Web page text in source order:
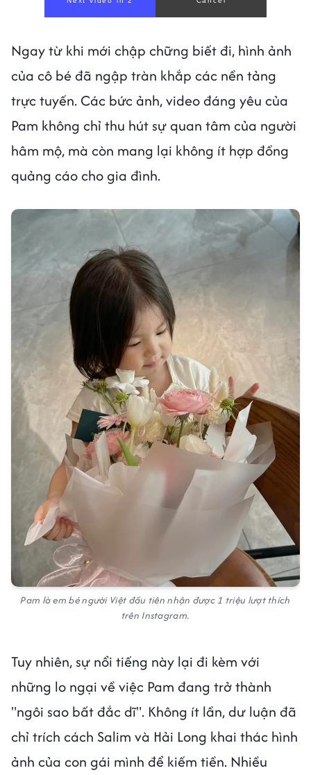
00:00/ 01:05
Ngay từ khi mới chập chững biết đi, hình ảnh
của cô bé đã ngập tràn khắp các nền tảng
trực tuyến. Các bức ảnh, video đáng yêu của
Pam không chỉ thu hút sự quan tâm của người
hâm mộ, mà còn mang lại không ít hợp đồng
quảng cáo cho gia đình.
Pam là em bé người Việt đầu tiên nhận được 1 triệu lượt thích
trên Instagram.
Tuy nhiên, sự nổi tiếng này lại đi kèm với
những lo ngại về việc Pam đang trở thành
"ngôi sao bất đắc dĩ". Không ít lần, dư luận đã
chỉ trích cách Salim và Hải Long khai thác hình
ảnh của con gái mình để kiếm tiền. Nhiều